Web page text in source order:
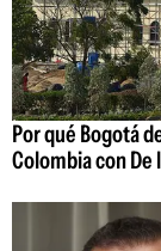
Por qué Bogotá
Colombia con